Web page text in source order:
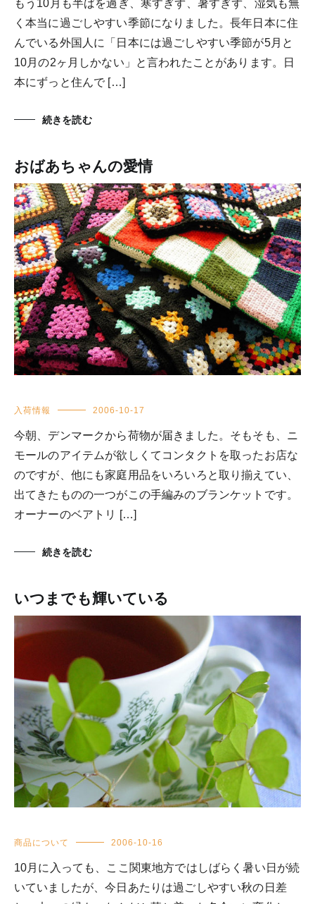
もう10月も半ばを過ぎ、寒すぎず、暑すぎず、湿気も無
く本当に過ごしやすい季節になりました。長年日本に住
んでいる外国人に「日本には過ごしやすい季節が5月と
10月の2ヶ月しかない」と言われたことがあります。日
本にずっと住んで […]
続きを読む
おばあちゃんの愛情
入荷情報 2006-10-17
今朝、デンマークから荷物が届きました。そもそも、ニ
モールのアイテムが欲しくてコンタクトを取ったお店な
のですが、他にも家庭用品をいろいろと取り揃えてい、
出てきたものの一つがこの手編みのブランケットです。
オーナーのベアトリ […]
続きを読む
いつまでも輝いている
商品について 2006-10-16
10月に入っても、ここ関東地方ではしばらく暑い日が続
いていましたが、今日あたりは過ごしやすい秋の日差